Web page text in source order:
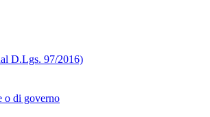
D.Lgs. 97/2016)
o di governo